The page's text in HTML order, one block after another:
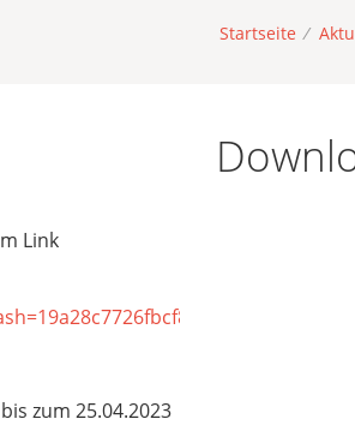
Startseite /
Link
zum 25.04.2023